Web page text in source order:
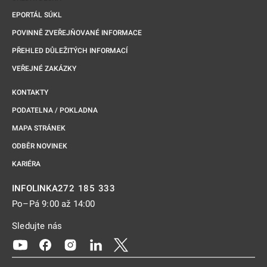
EPORTÁL SÚKL
POVINNĚ ZVEŘEJŇOVANÉ INFORMACE
PŘEHLED DŮLEŽITÝCH INFORMACÍ
VEŘEJNÉ ZAKÁZKY
KONTAKTY
PODATELNA / POKLADNA
MAPA STRÁNEK
ODBĚR NOVINEK
KARIÉRA
INFOLINKA272 185 333
Po–Pá 9:00 až 14:00
Sledujte nás
Odkaz se otevře na nové kartě
Odkaz se otevře na nové kartě
Odkaz se otevře na nové kartě
Odkaz se otevře na nové kartě